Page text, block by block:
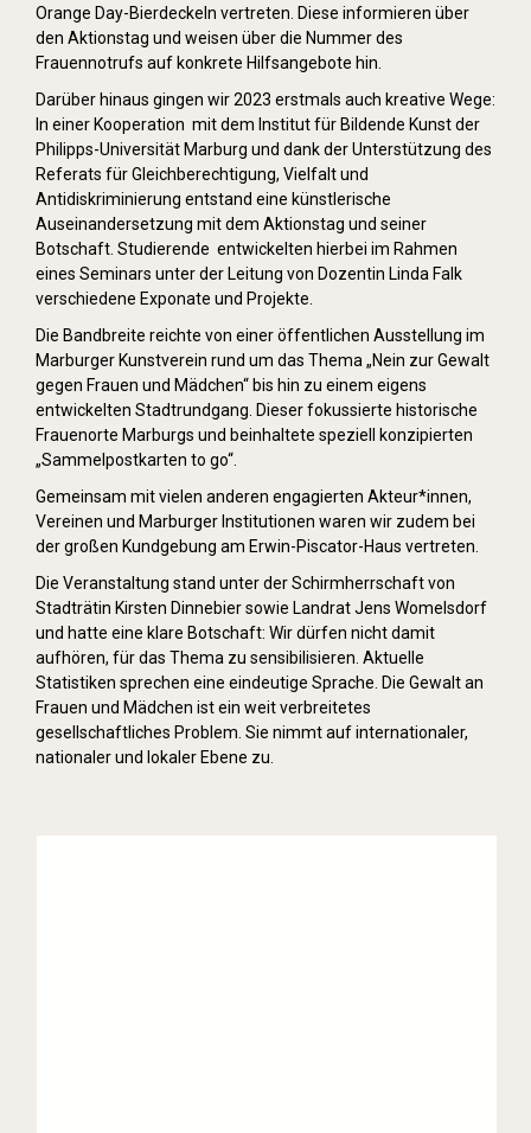
Orange Day-Bierdeckeln vertreten. Diese informieren über
den Aktionstag und weisen über die Nummer des
Frauennotrufs auf konkrete Hilfsangebote hin.
Darüber hinaus gingen wir 2023 erstmals auch kreative Wege:
In einer Kooperation mit dem Institut für Bildende Kunst der
Philipps-Universität Marburg und dank der Unterstützung des
Referats für Gleichberechtigung, Vielfalt und
Antidiskriminierung entstand eine künstlerische
Auseinandersetzung mit dem Aktionstag und seiner
Botschaft. Studierende entwickelten hierbei im Rahmen
eines Seminars unter der Leitung von Dozentin Linda Falk
verschiedene Exponate und Projekte.
Die Bandbreite reichte von einer öffentlichen Ausstellung im
Marburger Kunstverein rund um das Thema „Nein zur Gewalt
gegen Frauen und Mädchen“ bis hin zu einem eigens
entwickelten Stadtrundgang. Dieser fokussierte historische
Frauenorte Marburgs und beinhaltete speziell konzipierten
„Sammelpostkarten to go“.
Gemeinsam mit vielen anderen engagierten Akteur*innen,
Vereinen und Marburger Institutionen waren wir zudem bei
der großen Kundgebung am Erwin-Piscator-Haus vertreten.
Die Veranstaltung stand unter der Schirmherrschaft von
Stadträtin Kirsten Dinnebier sowie Landrat Jens Womelsdorf
und hatte eine klare Botschaft: Wir dürfen nicht damit
aufhören, für das Thema zu sensibilisieren. Aktuelle
Statistiken sprechen eine eindeutige Sprache. Die Gewalt an
Frauen und Mädchen ist ein weit verbreitetes
gesellschaftliches Problem. Sie nimmt auf internationaler,
nationaler und lokaler Ebene zu.